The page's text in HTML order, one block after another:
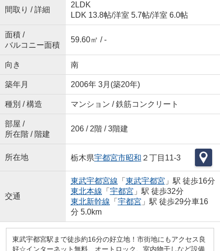
間取り / 詳細
2LDK
LDK 13.8帖/洋室 5.7帖/洋室 6.0帖
面積 /
バルコニー面積
59.60㎡ / -
向き 南
築年月 2006年 3月(築20年)
種別 / 構造 マンション / 鉄筋コンクリート
部屋 /
所在階 / 階建
206 / 2階 / 3階建
所在地 栃木県宇都宮市昭和 ２丁目11-3
交通
東武宇都宮線 「 東武宇都宮 」駅 徒歩16分
東北本線 「 宇都宮 」駅 徒歩32分
東北新幹線 「 宇都宮 」駅 徒歩29分車16
分 5.0km
東武宇都宮駅まで徒歩約16分の好立地！市街地にもアクセス良
好☆インターネット無料、オートロック、室内物干しなど設備